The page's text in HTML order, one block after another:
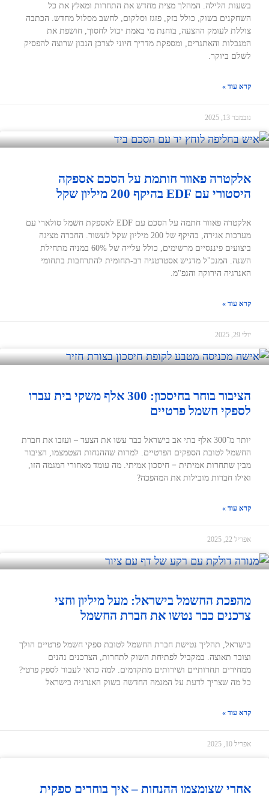
בשעות הלילה. המהלך מצית מחדש את התחרות ומאלץ את כל
השחקנים בשוק, כולל בזק, פזגז וסלקום, לחשב מסלול מחדש. הכתבה
צוללת לעומק ההצעה, בוחנת מי באמת יכול לחסוך, חושפת את
המגבלות והאתגרים, ומספקת מדריך חיוני לצרכן הנבון שרוצה להפסיק
לשלם ביוקר.
קרא עוד »
נובמבר 13, 2025
אלקטרה פאוור חותמת על הסכם אספקה
היסטורי עם EDF בהיקף 200 מיליון שקל
אלקטרה פאוור חתמה על הסכם עם EDF לאספקת חשמל סולארי עם
מערכות אגירה, בהיקף של 200 מיליון שקל לעשור. החברה מציגה
ביצועים פיננסיים מרשימים, כולל עלייה של 60% במניה מתחילת
השנה. המנכ"ל מדגיש אסטרטגיה רב-תחומית להתרחבות בתחומי
האנרגיה הירוקה והגפ"מ.
קרא עוד »
יולי 29, 2025
הציבור בוחר בחיסכון: 300 אלף משקי בית עברו
לספקי חשמל פרטיים
יותר מ־300 אלף בתי אב בישראל כבר עשו את הצעד – ועזבו את חברת
החשמל לטובת הספקים הפרטיים. למרות שההנחות הצטמצמו, הציבור
מבין שתחרות אמיתית = חיסכון אמיתי. מה עומד מאחורי המגמה הזו,
ואילו חברות מובילות את המהפכה?
קרא עוד »
אפריל 22, 2025
מהפכת החשמל בישראל: מעל מיליון וחצי
צרכנים כבר נטשו את חברת החשמל
בישראל, תהליך נטישת חברת החשמל לטובת ספקי חשמל פרטיים הולך
וצובר תאוצה. במקביל לפתיחת השוק לתחרות, הצרכנים נהנים
ממחירים תחרותיים ושירותים מתקדמים. למה כדאי לעבור לספק פרטי?
כל מה שצריך לדעת על המגמה החדשה בשוק האנרגיה בישראל
קרא עוד »
אפריל 10, 2025
אחרי שצומצמו ההנחות – איך בוחרים ספקית